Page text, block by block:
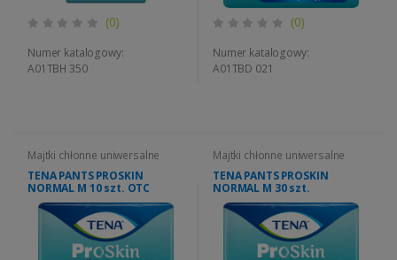
(0)
Numer katalogowy:
A01TBH 350
(0)
Numer katalogowy:
A01TBD 021
Majtki chłonne uniwersalne
TENA PANTS PROSKIN
NORMAL M 10 szt. OTC
Majtki chłonne uniwersalne
TENA PANTS PROSKIN
NORMAL M 30 szt.